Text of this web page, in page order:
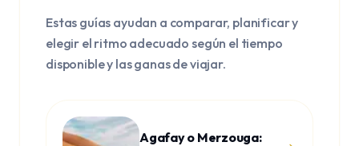
Estas guías ayudan a comparar, planificar y
elegir el ritmo adecuado según el tiempo
disponible y las ganas de viajar.
Agafay o Merzouga: